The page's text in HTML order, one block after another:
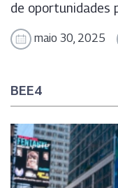
de oportunidades
maio 30, 2025
BEE4